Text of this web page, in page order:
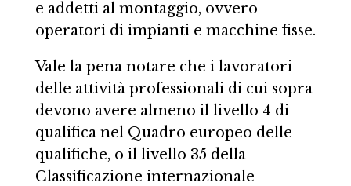
e addetti al montaggio, ovvero
operatori di impianti e macchine fisse.
Vale la pena notare che i lavoratori
delle attività professionali di cui sopra
devono avere almeno il livello 4 di
qualifica nel Quadro europeo delle
qualifiche, o il livello 35 della
Classificazione internazionale